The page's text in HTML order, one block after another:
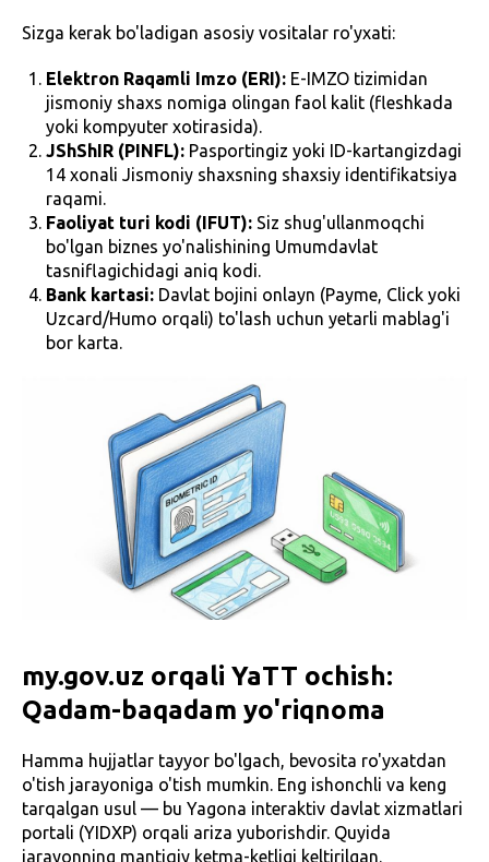
Sizga kerak bo'ladigan asosiy vositalar ro'yxati:
Elektron Raqamli Imzo (ERI): E-IMZO tizimidan
jismoniy shaxs nomiga olingan faol kalit (fleshkada
yoki kompyuter xotirasida).
JShShIR (PINFL): Pasportingiz yoki ID-kartangizdagi
14 xonali Jismoniy shaxsning shaxsiy identifikatsiya
raqami.
Faoliyat turi kodi (IFUT): Siz shug'ullanmoqchi
bo'lgan biznes yo'nalishining Umumdavlat
tasniflagichidagi aniq kodi.
Bank kartasi: Davlat bojini onlayn (Payme, Click yoki
Uzcard/Humo orqali) to'lash uchun yetarli mablag'i
bor karta.
my.gov.uz orqali YaTT ochish:
Qadam-baqadam yo'riqnoma
Hamma hujjatlar tayyor bo'lgach, bevosita ro'yxatdan
o'tish jarayoniga o'tish mumkin. Eng ishonchli va keng
tarqalgan usul — bu Yagona interaktiv davlat xizmatlari
portali (YIDXP) orqali ariza yuborishdir. Quyida
jarayonning mantiqiy ketma-ketligi keltirilgan.